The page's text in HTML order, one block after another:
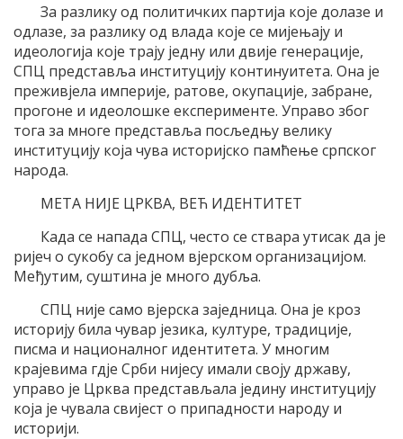
За разлику од политичких партија које долазе и
одлазе, за разлику од влада које се мијењају и
идеологија које трају једну или двије генерације,
СПЦ представља институцију континуитета. Она је
преживјела империје, ратове, окупације, забране,
прогоне и идеолошке експерименте. Управо због
тога за многе представља посљедњу велику
институцију која чува историјско памћење српског
народа.
МЕТА НИЈЕ ЦРКВА, ВЕЋ ИДЕНТИТЕТ
Када се напада СПЦ, често се ствара утисак да је
ријеч о сукобу са једном вјерском организацијом.
Међутим, суштина је много дубља.
СПЦ није само вјерска заједница. Она је кроз
историју била чувар језика, културе, традиције,
писма и националног идентитета. У многим
крајевима гдје Срби нијесу имали своју државу,
управо је Црква представљала једину институцију
која је чувала свијест о припадности народу и
историји.